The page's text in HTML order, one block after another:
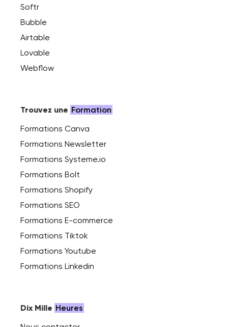
Softr
Bubble
Airtable
Lovable
Webflow
Trouvez une Formation
Formations Canva
Formations Newsletter
Formations Systeme.io
Formations Bolt
Formations Shopify
Formations SEO
Formations E-commerce
Formations Tiktok
Formations Youtube
Formations Linkedin
Dix Mille Heures